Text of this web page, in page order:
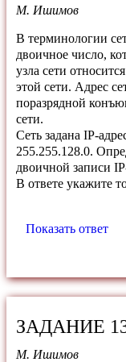
М. Ишимов
В терминологии
двоичное число,
узла сети
этой сети. Адрес
поразрядной
сети.
Сеть задана IP-
255.255.128.0.
двоичной записи
В ответе укажите
Показать ответ
ЗАДАНИЕ
М. Ишимов